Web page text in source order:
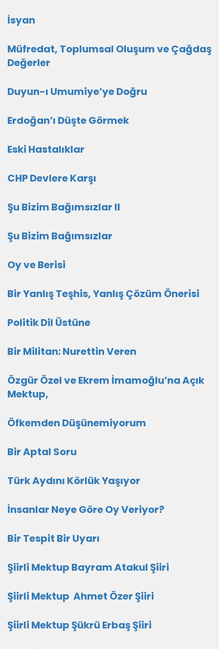
İsyan
Müfredat, Toplumsal Oluşum ve Çağdaş
Değerler
Duyun-ı Umumiye’ye Doğru
Erdoğan’ı Düşte Görmek
Eski Hastalıklar
CHP Devlere Karşı
Şu Bizim Bağımsızlar II
Şu Bizim Bağımsızlar
Oy ve Berisi
Bir Yanlış Teşhis, Yanlış Çözüm Önerisi
Politik Dil Üstüne
Bir Militan: Nurettin Veren
Özgür Özel ve Ekrem İmamoğlu’na Açık
Mektup,
Öfkemden Düşünemiyorum
Bir Aptal Soru
Türk Aydını Körlük Yaşıyor
İnsanlar Neye Göre Oy Veriyor?
Bir Tespit Bir Uyarı
Şiirli Mektup Bayram Atakul Şiiri
Şiirli Mektup Ahmet Özer Şiiri
Şiirli Mektup Şükrü Erbaş Şiiri